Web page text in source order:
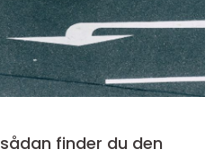
finder du den